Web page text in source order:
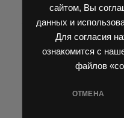
сайтом, Вы
данных и
Для согласия
ознакомится с
файлов
ОТМЕНА
Распродажа
Блокировка король